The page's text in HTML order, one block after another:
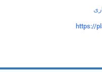
https://